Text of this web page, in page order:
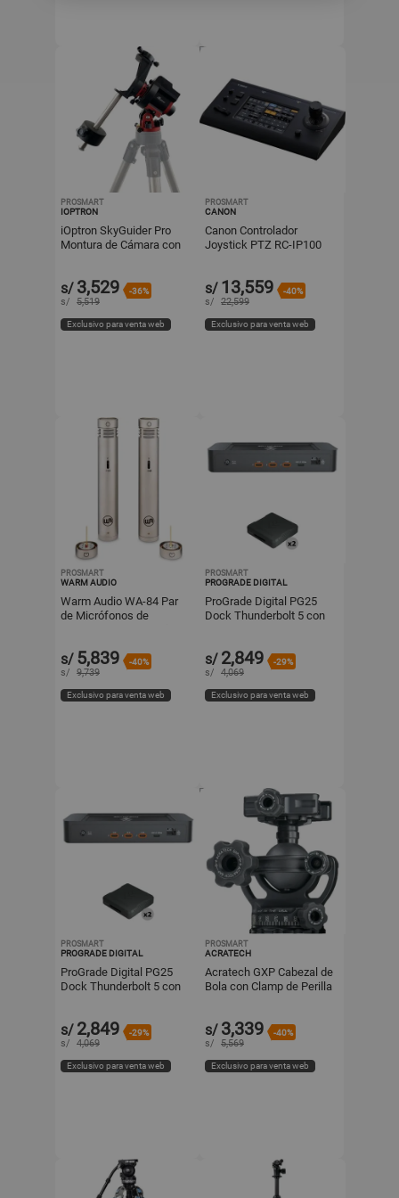
PROSMART
IOPTRON
iOptron SkyGuider Pro
Montura de Cámara con
s/ 3,529 -36%
s/ 5,519
Exclusivo para venta web
PROSMART
CANON
Canon Controlador
Joystick PTZ RC-IP100
s/ 13,559 -40%
s/ 22,599
Exclusivo para venta web
PROSMART
WARM AUDIO
Warm Audio WA-84 Par
de Micrófonos de
Omni
s/ 5,839 -40%
s/ 9,739
Exclusivo para venta web
PROSMART
PROGRADE DIGITAL
ProGrade Digital PG25
Dock Thunderbolt 5 con
s/ 2,849 -29%
s/ 4,069
Exclusivo para venta web
PROSMART
PROGRADE DIGITAL
ProGrade Digital PG25
Dock Thunderbolt 5 con
s/ 2,849 -29%
s/ 4,069
Exclusivo para venta web
PROSMART
ACRATECH
Acratech GXP Cabezal de
Bola con Clamp de Perilla
s/ 3,339 -40%
s/ 5,569
Exclusivo para venta web